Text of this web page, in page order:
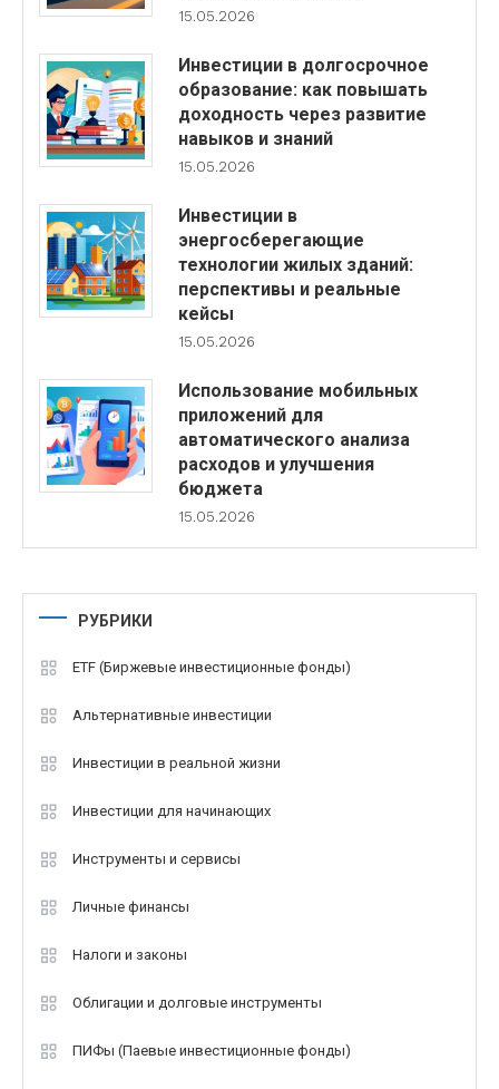
15.05.2026
Инвестиции в долгосрочное
образование: как повышать
доходность через развитие
навыков и знаний
15.05.2026
Инвестиции в
энергосберегающие
технологии жилых зданий:
перспективы и реальные
кейсы
15.05.2026
Использование мобильных
приложений для
автоматического анализа
расходов и улучшения
бюджета
15.05.2026
РУБРИКИ
ETF (Биржевые инвестиционные фонды)
Альтернативные инвестиции
Инвестиции в реальной жизни
Инвестиции для начинающих
Инструменты и сервисы
Личные финансы
Налоги и законы
Облигации и долговые инструменты
ПИФы (Паевые инвестиционные фонды)